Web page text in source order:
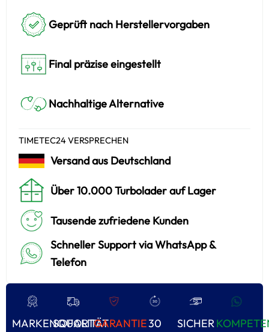
Geprüft nach Herstellervorgaben
Final präzise eingestellt
Nachhaltige Alternative
TIMETEC24 VERSPRECHEN
Versand aus Deutschland
Über 10.000 Turbolader auf Lager
Tausende zufriedene Kunden
Schneller Support via WhatsApp &
Telefon
MARKENQUALITÄT
SOFORTGARANTIE30 SICHER